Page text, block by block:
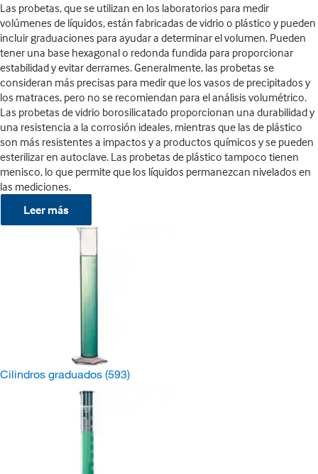
Las probetas, que se utilizan en los laboratorios para medir
volúmenes de líquidos, están fabricadas de vidrio o plástico y pueden
incluir graduaciones para ayudar a determinar el volumen. Pueden
tener una base hexagonal o redonda fundida para proporcionar
estabilidad y evitar derrames. Generalmente, las probetas se
consideran más precisas para medir que los vasos de precipitados y
los matraces, pero no se recomiendan para el análisis volumétrico.
Las probetas de vidrio borosilicatado proporcionan una durabilidad y
una resistencia a la corrosión ideales, mientras que las de plástico
son más resistentes a impactos y a productos químicos y se pueden
esterilizar en autoclave. Las probetas de plástico tampoco tienen
menisco, lo que permite que los líquidos permanezcan nivelados en
las mediciones.
Leer más
Cilindros graduados (593)